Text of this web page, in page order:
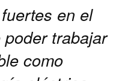
en el
trabajar
como